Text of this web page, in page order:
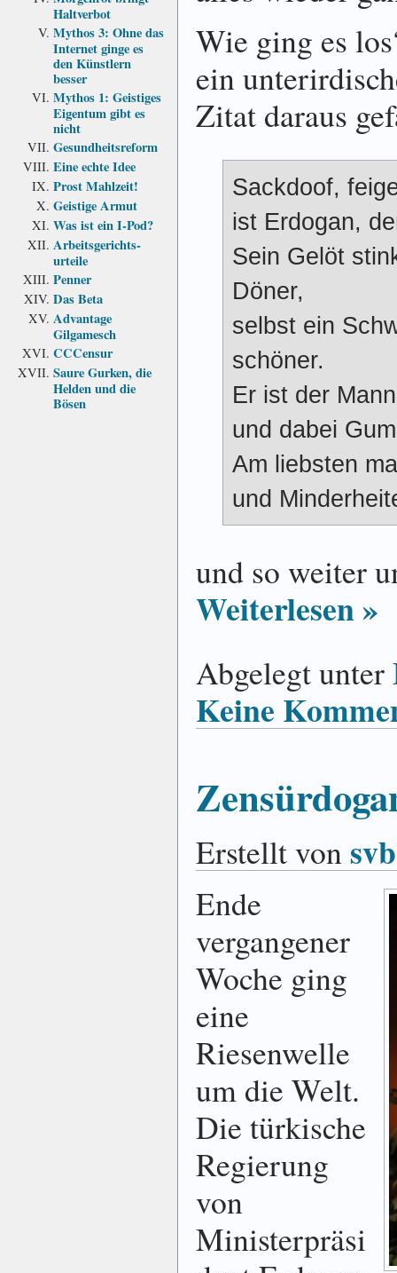
Haltverbot
Mythos 3: Ohne das
Internet ginge es
den Künstlern
besser
Mythos 1: Geistiges
Eigentum gibt es
nicht
Gesundheits­reform
Eine echte Idee
Prost Mahlzeit!
Geistige Armut
Was ist ein I-Pod?
Arbeits­gerichts­
urteile
Penner
Das Beta
Advantage
Gilgamesch
CCCensur
Saure Gurken, die
Helden und die
Bösen
Wie ging es
ein
Zitat daraus
Sackdoof,
ist Erdogan,
Sein Gelöt
Döner,
selbst ein
schöner.
Er ist der
und dabei
Am liebsten
und
und so weiter
Weiterlesen »
Abgelegt unter
Keine
Erstellt vonsvb
Ende
vergangener
Woche ging
eine
Riesenwelle
um die Welt.
Die türkische
Regierung
von
Ministerpräsi